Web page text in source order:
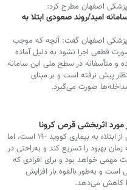
اصفهان مطرح کرد:
امید/روند صعودی‌ ابتلا به‌
اصفهان گفت: آنچه که موجب
قطعی اجرا نشود به دلیل آماده
و متأسفانه در سطح ملی این سامانه
پیش نرفته است و بر مبنای
صورت می‌گیرد.
مورد اثربخشی قرص کرونا
هدف واکسن‌ها جلوگیری از ابتلاء به بیماری کووید -۱۹ است، اما
بهبود را تسریع کند و به‌راحتی در
مهمی خواهد بود و برای افرادی که
و به‌طور بالقوه بار افزایش
کاهش می‌دهد.